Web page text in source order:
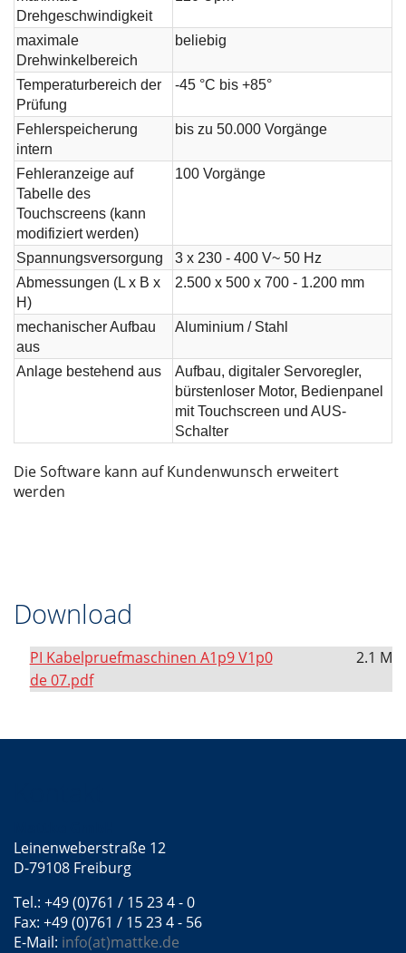
Drehgeschwindigkeit
maximale
Drehwinkelbereich
beliebig
Temperaturbereich der
Prüfung
-45 °C bis +85°
Fehlerspeicherung
intern
bis zu 50.000 Vorgänge
Fehleranzeige auf
Tabelle des
Touchscreens (kann
modifiziert werden)
100 Vorgänge
Spannungsversorgung
3 x 230 - 400 V~ 50 Hz
Abmessungen (L x B x
H)
2.500 x 500 x 700 - 1.200 mm
mechanischer Aufbau
aus
Aluminium / Stahl
Anlage bestehend aus
Aufbau, digitaler Servoregler,
bürstenloser Motor, Bedienpanel
mit Touchscreen und AUS-
Schalter
Die Software kann auf Kundenwunsch erweitert
werden
Download
PI Kabelpruefmaschinen A1p9 V1p0
de 07.pdf
2.1 M
Leinenweberstraße 12
D-79108 Freiburg
Tel.: +49 (0)761 / 15 23 4 - 0
Fax: +49 (0)761 / 15 23 4 - 56
E-Mail: info(at)mattke.de